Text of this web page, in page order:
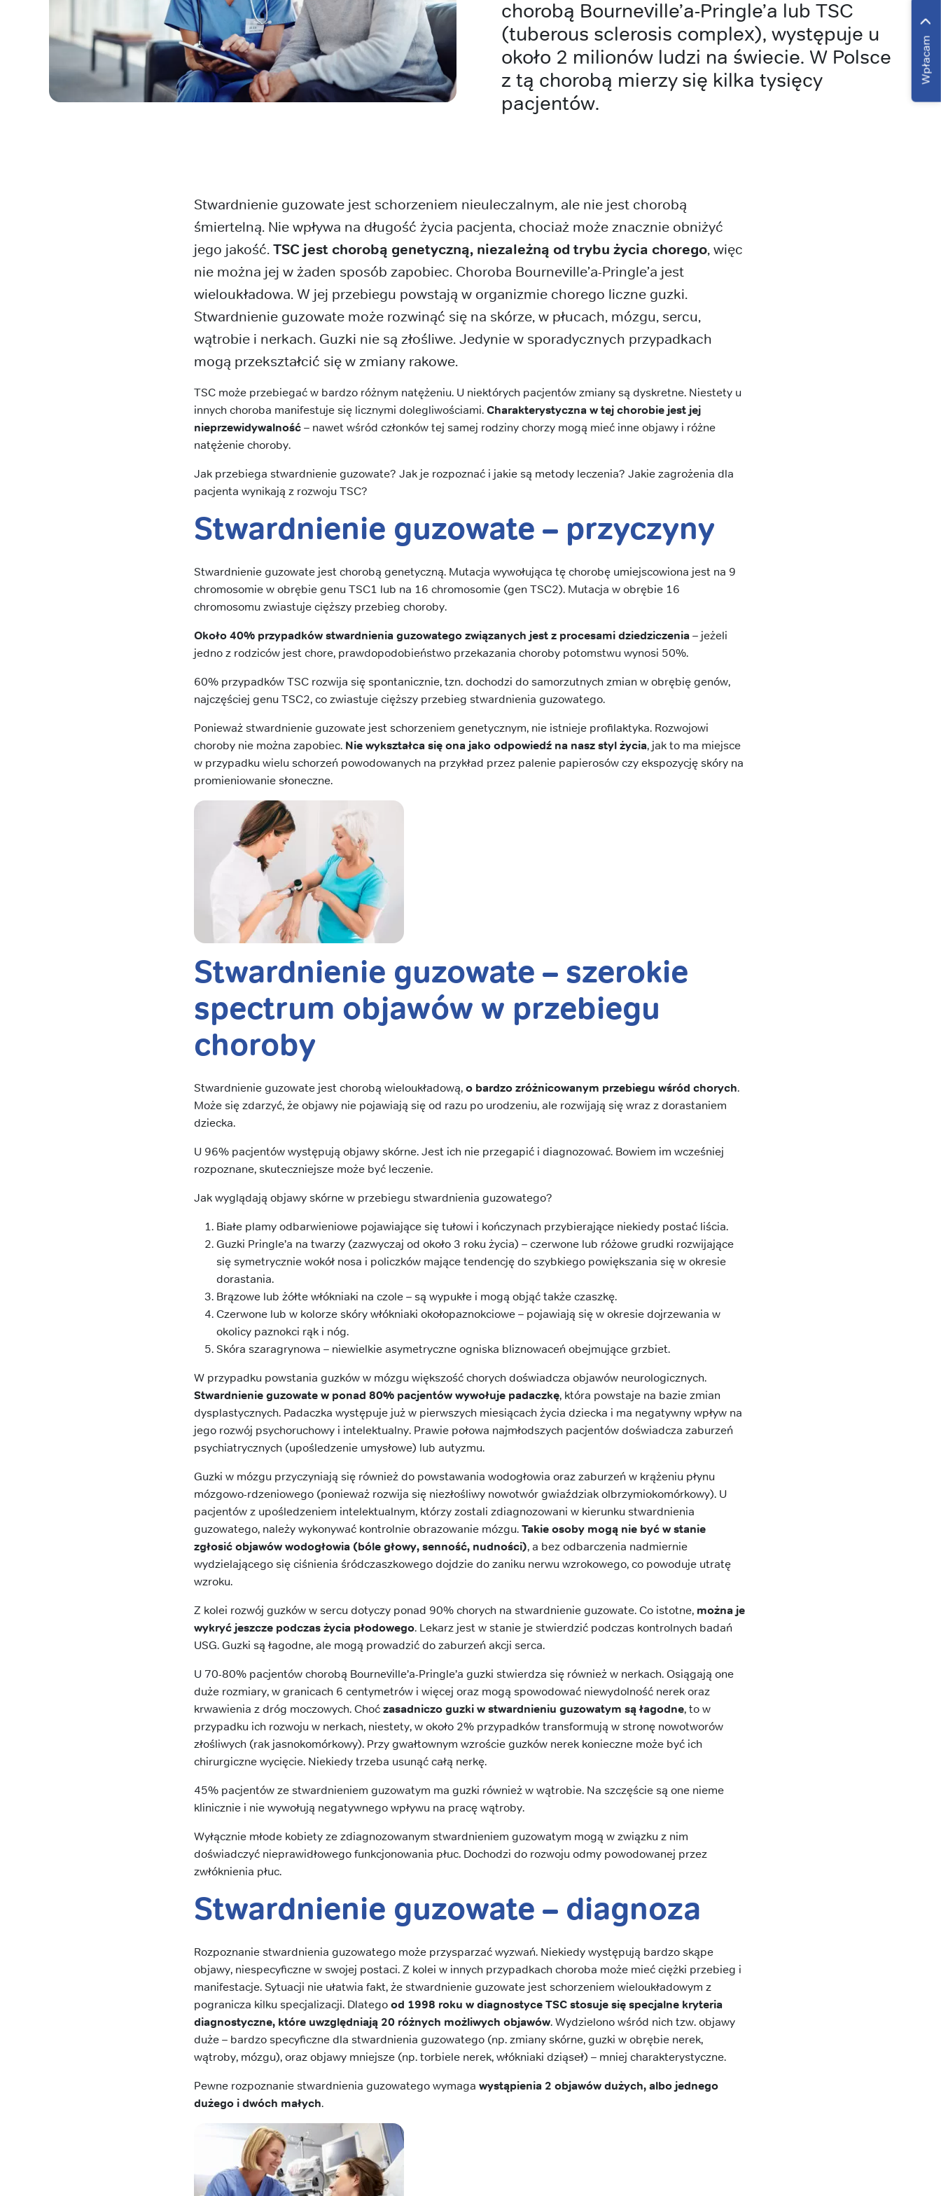
Wpłacam
chorobą Bourneville’a-Pringle’a lub TSC
(tuberous sclerosis complex), występuje u
około 2 milionów ludzi na świecie. W Polsce
z tą chorobą mierzy się kilka tysięcy
pacjentów.
Stwardnienie guzowate jest schorzeniem nieuleczalnym, ale nie jest chorobą
śmiertelną. Nie wpływa na długość życia pacjenta, chociaż może znacznie obniżyć
jego jakość.TSC jest chorobą genetyczną, niezależną od trybu życia chorego, więc
nie można jej w żaden sposób zapobiec. Choroba Bourneville’a-Pringle’a jest
wieloukładowa. W jej przebiegu powstają w organizmie chorego liczne guzki.
Stwardnienie guzowate może rozwinąć się na skórze, w płucach, mózgu, sercu,
wątrobie i nerkach. Guzki nie są złośliwe. Jedynie w sporadycznych przypadkach
mogą przekształcić się w zmiany rakowe.
TSC może przebiegać w bardzo różnym natężeniu. U niektórych pacjentów zmiany są dyskretne. Niestety u
innych choroba manifestuje się licznymi dolegliwościami.Charakterystyczna w tej chorobie jest jej
nieprzewidywalność– nawet wśród członków tej samej rodziny chorzy mogą mieć inne objawy i różne
natężenie choroby.
Jak przebiega stwardnienie guzowate? Jak je rozpoznać i jakie są metody leczenia? Jakie zagrożenia dla
pacjenta wynikają z rozwoju TSC?
Stwardnienie guzowate – przyczyny
Stwardnienie guzowate jest chorobą genetyczną. Mutacja wywołująca tę chorobę umiejscowiona jest na 9
chromosomie w obrębie genu TSC1 lub na 16 chromosomie (gen TSC2). Mutacja w obrębie 16
chromosomu zwiastuje cięższy przebieg choroby.
Około 40% przypadków stwardnienia guzowatego związanych jest z procesami dziedziczenia– jeżeli
jedno z rodziców jest chore, prawdopodobieństwo przekazania choroby potomstwu wynosi 50%.
60% przypadków TSC rozwija się spontanicznie, tzn. dochodzi do samorzutnych zmian w obrębię genów,
najczęściej genu TSC2, co zwiastuje cięższy przebieg stwardnienia guzowatego.
Ponieważ stwardnienie guzowate jest schorzeniem genetycznym, nie istnieje profilaktyka. Rozwojowi
choroby nie można zapobiec. Nie wykształca się ona jako odpowiedź na nasz styl życia, jak to ma miejsce
w przypadku wielu schorzeń powodowanych na przykład przez palenie papierosów czy ekspozycję skóry na
promieniowanie słoneczne.
Stwardnienie guzowate – szerokie
spectrum objawów w przebiegu
choroby
Stwardnienie guzowate jest chorobą wieloukładową,o bardzo zróżnicowanym przebiegu wśród chorych.
Może się zdarzyć, że objawy nie pojawiają się od razu po urodzeniu, ale rozwijają się wraz z dorastaniem
dziecka.
U 96% pacjentów występują objawy skórne. Jest ich nie przegapić i diagnozować. Bowiem im wcześniej
rozpoznane, skuteczniejsze może być leczenie.
Jak wyglądają objawy skórne w przebiegu stwardnienia guzowatego?
Białe plamy odbarwieniowe pojawiające się tułowi i kończynach przybierające niekiedy postać liścia.
Guzki Pringle’a na twarzy (zazwyczaj od około 3 roku życia) – czerwone lub różowe grudki rozwijające
się symetrycznie wokół nosa i policzków mające tendencję do szybkiego powiększania się w okresie
dorastania.
Brązowe lub żółte włókniaki na czole – są wypukłe i mogą objąć także czaszkę.
Czerwone lub w kolorze skóry włókniaki okołopaznokciowe – pojawiają się w okresie dojrzewania w
okolicy paznokci rąk i nóg.
Skóra szaragrynowa – niewielkie asymetryczne ogniska bliznowaceń obejmujące grzbiet.
W przypadku powstania guzków w mózgu większość chorych doświadcza objawów neurologicznych.
Stwardnienie guzowate w ponad 80% pacjentów wywołuje padaczkę, która powstaje na bazie zmian
dysplastycznych. Padaczka występuje już w pierwszych miesiącach życia dziecka i ma negatywny wpływ na
jego rozwój psychoruchowy i intelektualny. Prawie połowa najmłodszych pacjentów doświadcza zaburzeń
psychiatrycznych (upośledzenie umysłowe) lub autyzmu.
Guzki w mózgu przyczyniają się również do powstawania wodogłowia oraz zaburzeń w krążeniu płynu
mózgowo-rdzeniowego (ponieważ rozwija się niezłośliwy nowotwór gwiaździak olbrzymiokomórkowy). U
pacjentów z upośledzeniem intelektualnym, którzy zostali zdiagnozowani w kierunku stwardnienia
guzowatego, należy wykonywać kontrolnie obrazowanie mózgu.Takie osoby mogą nie być w stanie
zgłosić objawów wodogłowia (bóle głowy, senność, nudności), a bez odbarczenia nadmiernie
wydzielającego się ciśnienia śródczaszkowego dojdzie do zaniku nerwu wzrokowego, co powoduje utratę
wzroku.
Z kolei rozwój guzków w sercu dotyczy ponad 90% chorych na stwardnienie guzowate. Co istotne, można je
wykryć jeszcze podczas życia płodowego. Lekarz jest w stanie je stwierdzić podczas kontrolnych badań
USG. Guzki są łagodne, ale mogą prowadzić do zaburzeń akcji serca.
U 70-80% pacjentów chorobą Bourneville’a-Pringle’a guzki stwierdza się również w nerkach. Osiągają one
duże rozmiary, w granicach 6 centymetrów i więcej oraz mogą spowodować niewydolność nerek oraz
krwawienia z dróg moczowych. Choćzasadniczo guzki w stwardnieniu guzowatym są łagodne, to w
przypadku ich rozwoju w nerkach, niestety, w około 2% przypadków transformują w stronę nowotworów
złośliwych (rak jasnokomórkowy). Przy gwałtownym wzroście guzków nerek konieczne może być ich
chirurgiczne wycięcie. Niekiedy trzeba usunąć całą nerkę.
45% pacjentów ze stwardnieniem guzowatym ma guzki również w wątrobie. Na szczęście są one nieme
klinicznie i nie wywołują negatywnego wpływu na pracę wątroby.
Wyłącznie młode kobiety ze zdiagnozowanym stwardnieniem guzowatym mogą w związku z nim
doświadczyć nieprawidłowego funkcjonowania płuc. Dochodzi do rozwoju odmy powodowanej przez
zwłóknienia płuc.
Stwardnienie guzowate – diagnoza
Rozpoznanie stwardnienia guzowatego może przysparzać wyzwań. Niekiedy występują bardzo skąpe
objawy, niespecyficzne w swojej postaci. Z kolei w innych przypadkach choroba może mieć ciężki przebieg i
manifestacje. Sytuacji nie ułatwia fakt, że stwardnienie guzowate jest schorzeniem wieloukładowym z
pogranicza kilku specjalizacji. Dlategood 1998 roku w diagnostyce TSC stosuje się specjalne kryteria
diagnostyczne, które uwzględniają 20 różnych możliwych objawów. Wydzielono wśród nich tzw. objawy
duże – bardzo specyficzne dla stwardnienia guzowatego (np. zmiany skórne, guzki w obrębie nerek,
wątroby, mózgu), oraz objawy mniejsze (np. torbiele nerek, włókniaki dziąseł) – mniej charakterystyczne.
Pewne rozpoznanie stwardnienia guzowatego wymagawystąpienia 2 objawów dużych, albo jednego
dużego i dwóch małych.